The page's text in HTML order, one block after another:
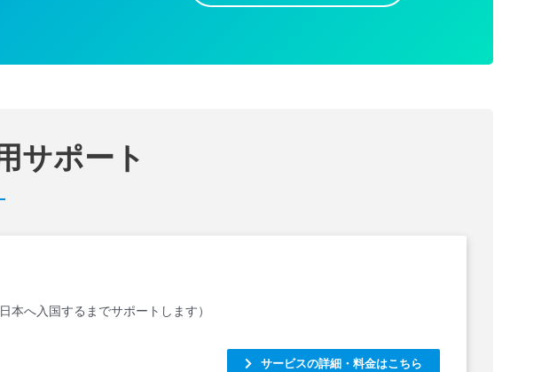
サポート
本へ入国するまでサポートします）
サービスの詳細・料金はこちら